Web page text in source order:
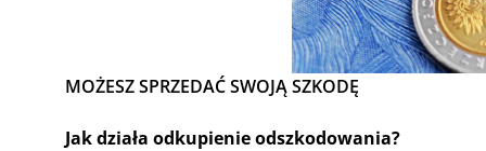
MOŻESZ SPRZEDAĆ SWOJĄ SZKODĘ
Jak działa odkupienie odszkodowania?